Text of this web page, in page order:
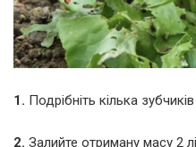
1. Подрібніть кілька
2. Залийте отриману масу 2